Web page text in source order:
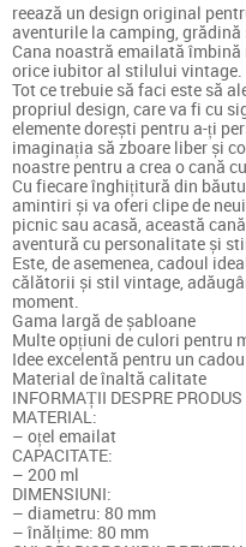
reează un design original
aventurile la camping,
Cana noastră emailată
orice iubitor al stilului vintage.
Tot ce trebuie să faci este să
propriul design, care va fi cu
elemente dorești pentru a-ți
imaginația să zboare liber și
noastre pentru a crea o cană
Cu fiecare înghițitură din
amintiri și va oferi clipe de
picnic sau acasă, această
aventură cu personalitate și
Este, de asemenea, cadoul
călătorii și stil vintage,
moment.
Gama largă de șabloane
Multe opțiuni de culori pentru
Idee excelentă pentru un
Material de înaltă calitate
INFORMAȚII DESPRE PRODUS
MATERIAL:
– oțel emailat
CAPACITATE:
– 200 ml
DIMENSIUNI:
– diametru: 80 mm
– înălțime: 80 mm